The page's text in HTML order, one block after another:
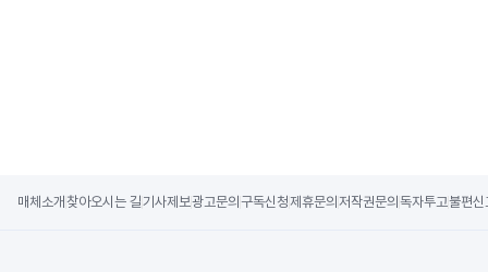
매체소개 찾아오시는 길기사제보광고문의 구독신청제휴문의 저작권문의 독자투고불편신